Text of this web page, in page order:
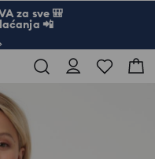
za sve 🎒
📲